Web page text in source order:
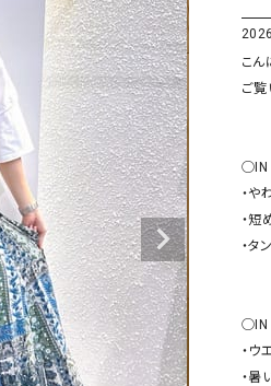
・マキシ丈
スカート
見る
ロング・マキシ丈
その他スカート
バッグ
シューズ
アクセサリー
ニット
その他のパンツ
デニムパンツ
ジャケット
コート
ガウン
スカート
ジャケッ
グッズ
ワンピ
グッズ
こん
ご覧
◯IN
・や
・短
・タ
◯IN
・ウ
・